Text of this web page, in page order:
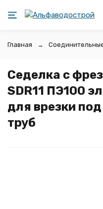
Главная
Седелка с
SDR11 ПЭ100
для врезки
труб